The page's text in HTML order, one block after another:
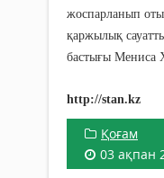
жоспарланып
қаржылық
бастығы Мениса
http://stan.kz
Қоғам
03 ақпан